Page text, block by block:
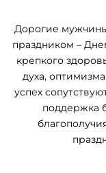
Кредитные
Калькулятор
Моторное масло
АКСЕССУАРЫ
СОТРУДНИКИ
КОНТАКТЫ
Дорогие
праздником –
крепкого
духа,
успех
поддержка